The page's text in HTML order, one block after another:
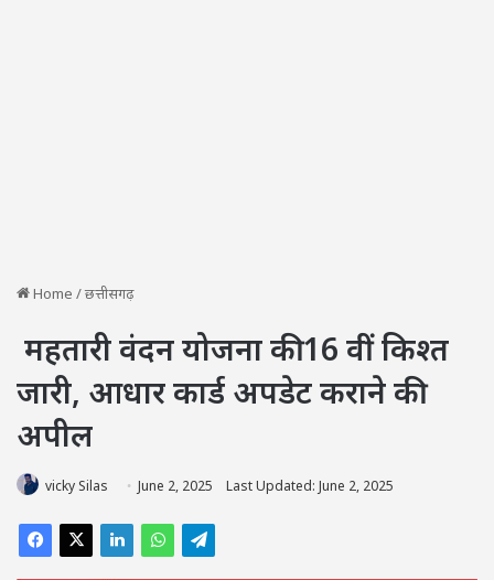
Home /छत्तीसगढ़
महतारी वंदन योजना की 16 वीं किश्त
जारी, आधार कार्ड अपडेट कराने की
अपील
vicky Silas June 2, 2025 Last Updated: June 2, 2025